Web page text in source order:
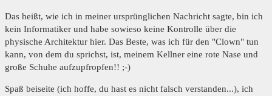
Das heißt, wie ich in meiner ursprünglichen Nachricht sagte, bin ich
kein Informatiker und habe sowieso keine Kontrolle über die
physische Architektur hier. Das Beste, was ich für den "Clown" tun
kann, von dem du sprichst, ist, meinem Kellner eine rote Nase und
große Schuhe aufzupfropfen!! ;-)
Spaß beiseite (ich hoffe, du hast es nicht falsch verstanden...), ich